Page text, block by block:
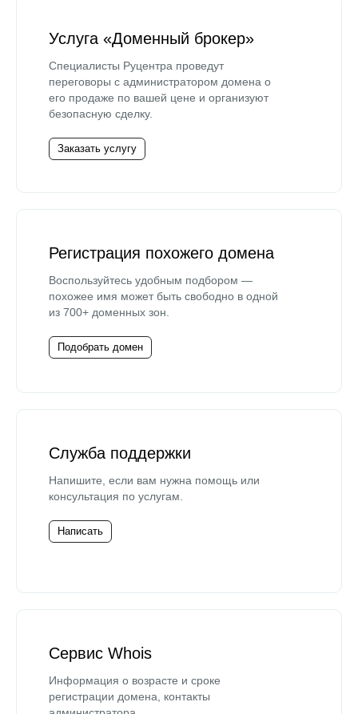
Услуга «Доменный брокер»
Специалисты Руцентра проведут
переговоры с администратором домена о
его продаже по вашей цене и организуют
безопасную сделку.
Заказать услугу
Регистрация похожего домена
Воспользуйтесь удобным подбором —
похожее имя может быть свободно в одной
из 700+ доменных зон.
Подобрать домен
Служба поддержки
Напишите, если вам нужна помощь или
консультация по услугам.
Написать
Сервис Whois
Информация о возрасте и сроке
регистрации домена, контакты